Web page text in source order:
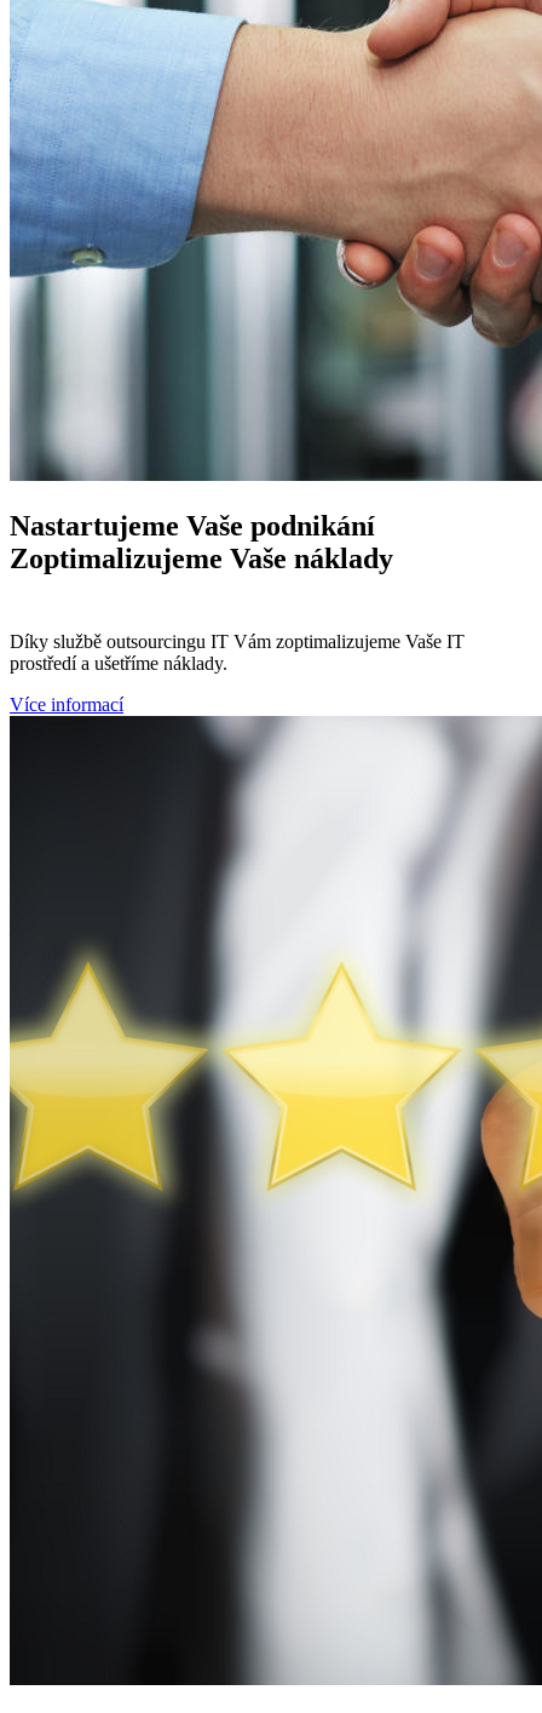
Nastartujeme Vaše podnikání
Zoptimalizujeme Vaše náklady
Díky službě outsourcingu IT Vám zoptimalizujeme Vaše IT
prostředí a ušetříme náklady.
Více informací